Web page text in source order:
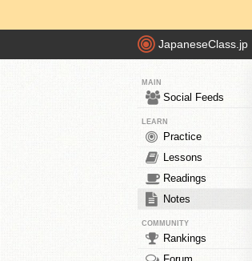
JapaneseClass.jp
MAIN
Social Feeds
LEARN
Practice
Lessons
Readings
Notes
COMMUNITY
Rankings